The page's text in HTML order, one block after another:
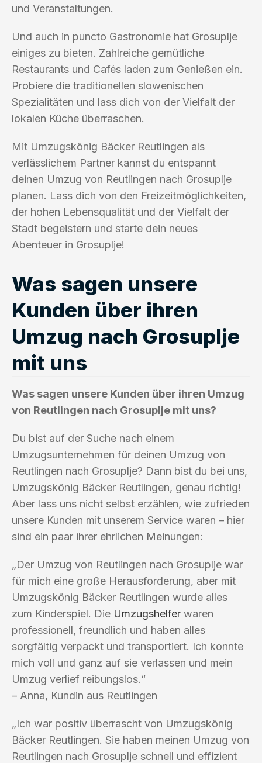
und Veranstaltungen.
Und auch in puncto Gastronomie hat Grosuplje
einiges zu bieten. Zahlreiche gemütliche
Restaurants und Cafés laden zum Genießen ein.
Probiere die traditionellen slowenischen
Spezialitäten und lass dich von der Vielfalt der
lokalen Küche überraschen.
Mit Umzugskönig Bäcker Reutlingen als
verlässlichem Partner kannst du entspannt
deinen Umzug von Reutlingen nach Grosuplje
planen. Lass dich von den Freizeitmöglichkeiten,
der hohen Lebensqualität und der Vielfalt der
Stadt begeistern und starte dein neues
Abenteuer in Grosuplje!
Was sagen unsere
Kunden über ihren
Umzug nach Grosuplje
mit uns
Was sagen unsere Kunden über ihren Umzug
von Reutlingen nach Grosuplje mit uns?
Du bist auf der Suche nach einem
Umzugsunternehmen für deinen Umzug von
Reutlingen nach Grosuplje? Dann bist du bei uns,
Umzugskönig Bäcker Reutlingen, genau richtig!
Aber lass uns nicht selbst erzählen, wie zufrieden
unsere Kunden mit unserem Service waren – hier
sind ein paar ihrer ehrlichen Meinungen:
„Der Umzug von Reutlingen nach Grosuplje war
für mich eine große Herausforderung, aber mit
Umzugskönig Bäcker Reutlingen wurde alles
zum Kinderspiel. Die Umzugshelfer waren
professionell, freundlich und haben alles
sorgfältig verpackt und transportiert. Ich konnte
mich voll und ganz auf sie verlassen und mein
Umzug verlief reibungslos.“
– Anna, Kundin aus Reutlingen
„Ich war positiv überrascht von Umzugskönig
Bäcker Reutlingen. Sie haben meinen Umzug von
Reutlingen nach Grosuplje schnell und effizient